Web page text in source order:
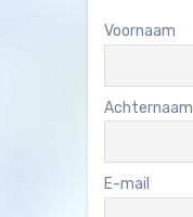
Voornaam
Achternaam
E-mail